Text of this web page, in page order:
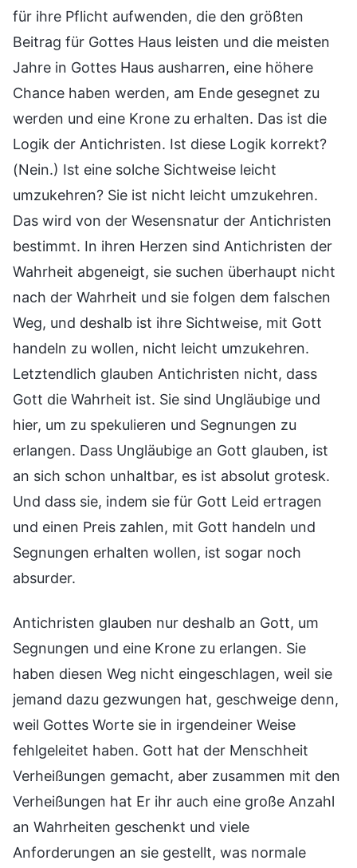
für ihre Pflicht aufwenden, die den größten
Beitrag für Gottes Haus leisten und die meisten
Jahre in Gottes Haus ausharren, eine höhere
Chance haben werden, am Ende gesegnet zu
werden und eine Krone zu erhalten. Das ist die
Logik der Antichristen. Ist diese Logik korrekt?
(Nein.) Ist eine solche Sichtweise leicht
umzukehren? Sie ist nicht leicht umzukehren.
Das wird von der Wesensnatur der Antichristen
bestimmt. In ihren Herzen sind Antichristen der
Wahrheit abgeneigt, sie suchen überhaupt nicht
nach der Wahrheit und sie folgen dem falschen
Weg, und deshalb ist ihre Sichtweise, mit Gott
handeln zu wollen, nicht leicht umzukehren.
Letztendlich glauben Antichristen nicht, dass
Gott die Wahrheit ist. Sie sind Ungläubige und
hier, um zu spekulieren und Segnungen zu
erlangen. Dass Ungläubige an Gott glauben, ist
an sich schon unhaltbar, es ist absolut grotesk.
Und dass sie, indem sie für Gott Leid ertragen
und einen Preis zahlen, mit Gott handeln und
Segnungen erhalten wollen, ist sogar noch
absurder.
Antichristen glauben nur deshalb an Gott, um
Segnungen und eine Krone zu erlangen. Sie
haben diesen Weg nicht eingeschlagen, weil sie
jemand dazu gezwungen hat, geschweige denn,
weil Gottes Worte sie in irgendeiner Weise
fehlgeleitet haben. Gott hat der Menschheit
Verheißungen gemacht, aber zusammen mit den
Verheißungen hat Er ihr auch eine große Anzahl
an Wahrheiten geschenkt und viele
Anforderungen an sie gestellt, was normale